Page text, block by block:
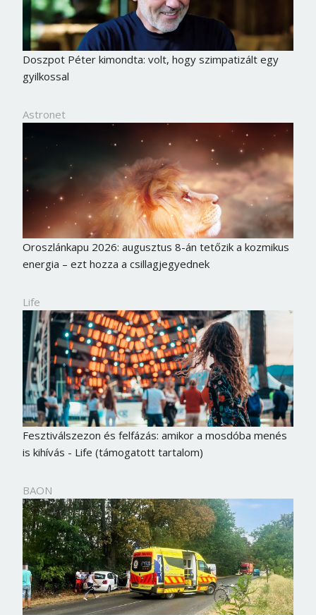
Doszpot Péter kimondta: volt, hogy szimpatizált egy
gyilkossal
Astronet
Oroszlánkapu 2026: augusztus 8-án tetőzik a kozmikus
energia – ezt hozza a csillagjegyednek
Life
Fesztiválszezon és felfázás: amikor a mosdóba menés
is kihívás - Life (támogatott tartalom)
BAON
Jelszó